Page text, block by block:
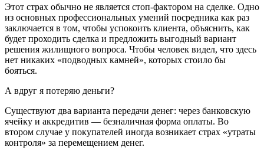
Этот страх обычно не является стоп-фактором на сделке. Одно
из основных профессиональных умений посредника как раз
заключается в том, чтобы успокоить клиента, объяснить, как
будет проходить сделка и предложить выгодный вариант
решения жилищного вопроса. Чтобы человек видел, что здесь
нет никаких «подводных камней», которых стоило бы
бояться.
А вдруг я потеряю деньги?
Существуют два варианта передачи денег: через банковскую
ячейку и аккредитив — безналичная форма оплаты. Во
втором случае у покупателей иногда возникает страх «утраты
контроля» за перемещением денег.